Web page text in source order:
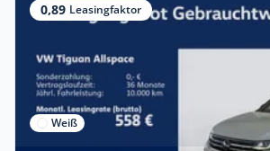
0,89 Leasingfaktor
Weiß